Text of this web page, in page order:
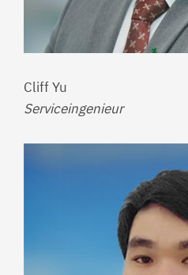
Cliff Yu
Serviceingenieur